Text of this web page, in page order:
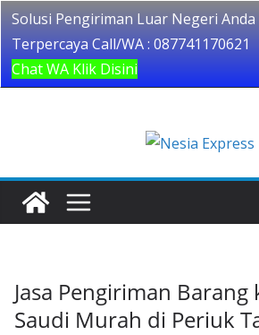
Solusi Pengiriman Luar Negeri
Terpercaya Call/WA : 087741170621
Chat WA Klik Disini
Jasa Pengiriman Barang
Saudi Murah di Periuk